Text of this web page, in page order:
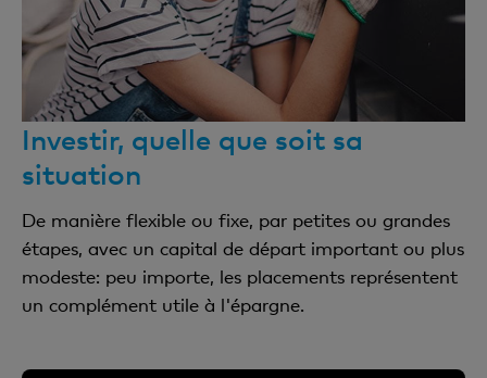
Investir, quelle que soit sa
situation
De manière flexible ou fixe, par petites ou grandes
étapes, avec un capital de départ important ou plus
modeste: peu importe, les placements représentent
un complément utile à l'épargne.